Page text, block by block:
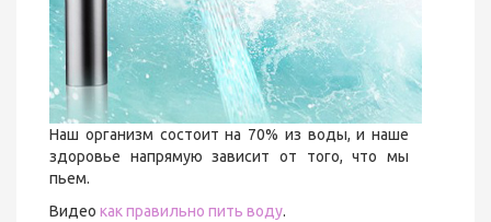
Наш организм состоит на 70% из воды, и наше
здоровье напрямую зависит от того, что мы
пьем.
Видео как правильно пить воду.